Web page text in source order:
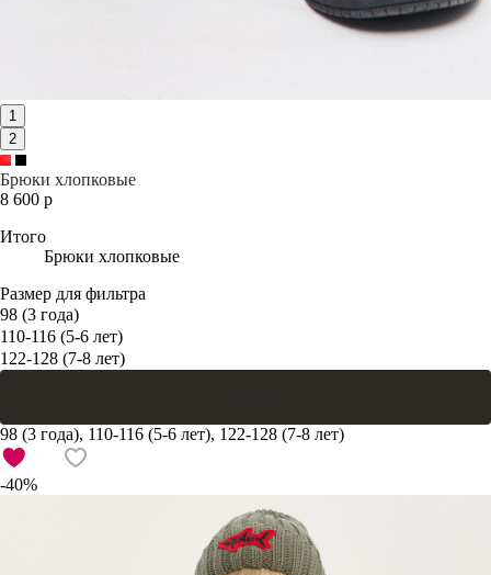
1
2
Брюки хлопковые
8 600 р
Итого
Брюки хлопковые
Размер для фильтра
98 (3 года)
110-116 (5-6 лет)
122-128 (7-8 лет)
98 (3 года), 110-116 (5-6 лет), 122-128 (7-8 лет)
-40%